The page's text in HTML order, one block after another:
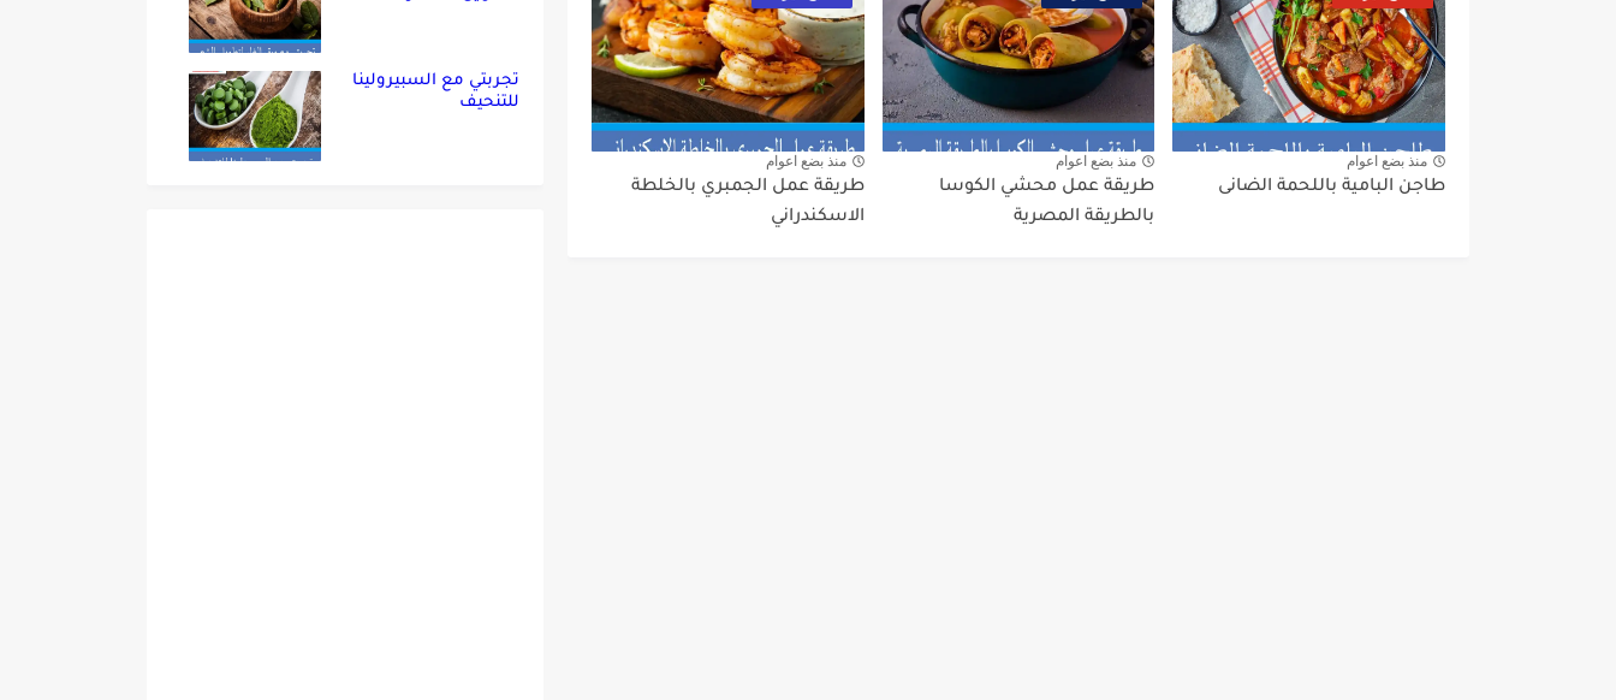
منذ بضع اعوام
طاجن البامية باللحمة الضانى
منذ بضع اعوام
طريقة عمل محشي الكوسا
بالطريقة المصرية
منذ بضع اعوام
طريقة عمل الجمبري بالخلطة
الاسكندراني
تجربتي مع السبيرولينا
للتنحيف